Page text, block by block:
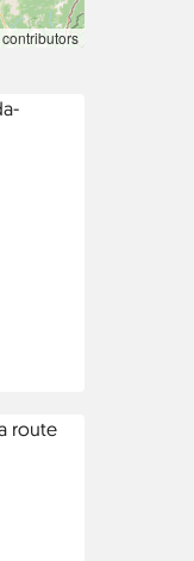
contributors